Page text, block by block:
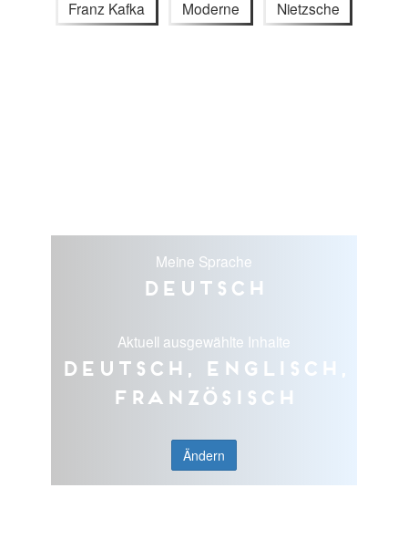
Franz Kafka Moderne Nietzsche
Meine Sprache
Deutsch
Aktuell ausgewählte Inhalte
Deutsch, Englisch,
Französisch
Ändern